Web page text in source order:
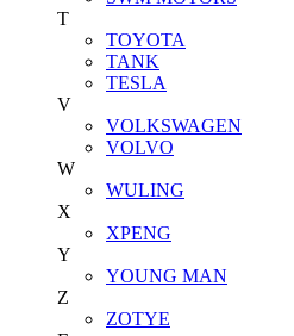
T
TOYOTA
TANK
TESLA
V
VOLKSWAGEN
VOLVO
W
WULING
X
XPENG
Y
YOUNG MAN
Z
ZOTYE